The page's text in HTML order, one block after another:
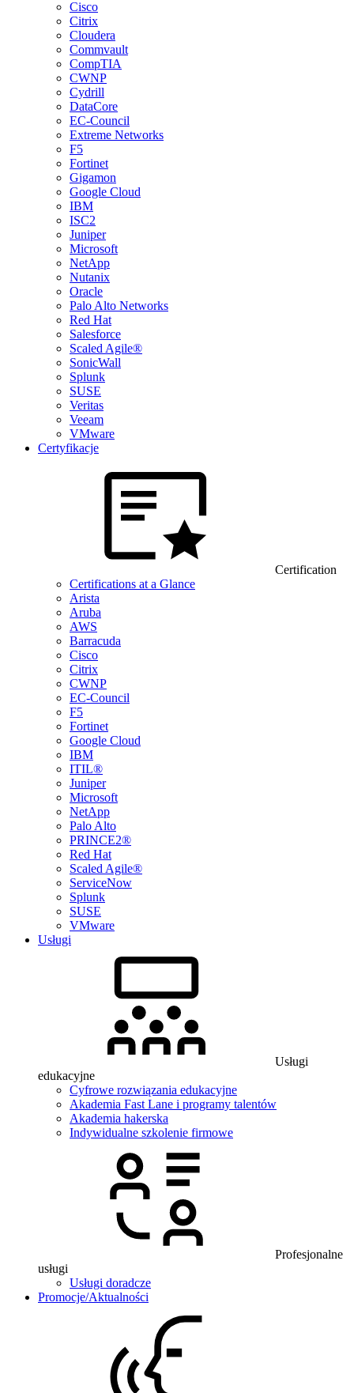
Cisco
Citrix
Cloudera
Commvault
CompTIA
CWNP
Cydrill
DataCore
EC-Council
Extreme Networks
F5
Fortinet
Gigamon
Google Cloud
IBM
ISC2
Juniper
Microsoft
NetApp
Nutanix
Oracle
Palo Alto Networks
Red Hat
Salesforce
Scaled Agile®
SonicWall
Splunk
SUSE
Veritas
Veeam
VMware
Certyfikacje
Certification
Certifications at a Glance
Arista
Aruba
AWS
Barracuda
Cisco
Citrix
CWNP
EC-Council
F5
Fortinet
Google Cloud
IBM
ITIL®
Juniper
Microsoft
NetApp
Palo Alto
PRINCE2®
Red Hat
Scaled Agile®
ServiceNow
Splunk
SUSE
VMware
Usługi
Usługi
edukacyjne
Cyfrowe rozwiązania edukacyjne
Akademia Fast Lane i programy talentów
Akademia hakerska
Indywidualne szkolenie firmowe
Profesjonalne
usługi
Usługi doradcze
Promocje/Aktualności